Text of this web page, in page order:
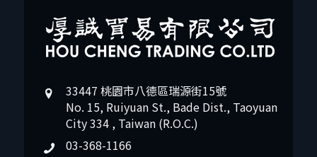
33447 桃園市八德區瑞源街15號
No. 15, Ruiyuan St., Bade Dist., Taoyuan
City 334 , Taiwan (R.O.C.)
03-368-1166